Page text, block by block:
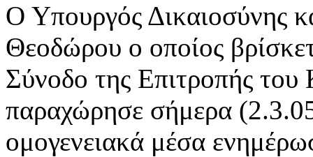
Ο Υπουργός Δικαιοσύνης
Θεοδώρου ο οποίος
Σύνοδο της Επιτροπής
παραχώρησε σήμερα
ομογενειακά μέσα